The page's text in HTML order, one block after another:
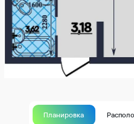
Планировка